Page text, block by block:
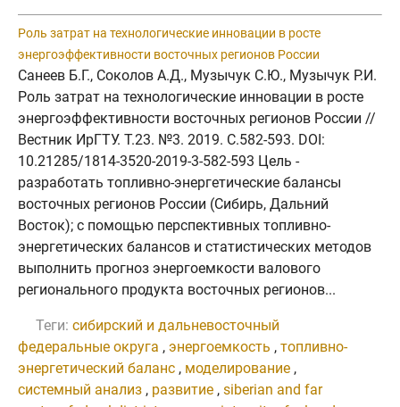
Роль затрат на технологические инновации в росте
энергоэффективности восточных регионов России
Санеев Б.Г., Соколов А.Д., Музычук С.Ю., Музычук Р.И.
Роль затрат на технологические инновации в росте
энергоэффективности восточных регионов России //
Вестник ИрГТУ. Т.23. №3. 2019. C.582-593. DOI:
10.21285/1814-3520-2019-3-582-593 Цель -
разработать топливно-энергетические балансы
восточных регионов России (Сибирь, Дальний
Восток); с помощью перспективных топливно-
энергетических балансов и статистических методов
выполнить прогноз энергоемкости валового
регионального продукта восточных регионов...
Теги: сибирский и дальневосточный
федеральные округа , энергоемкость , топливно-
энергетический баланс , моделирование ,
системный анализ , развитие , siberian and far